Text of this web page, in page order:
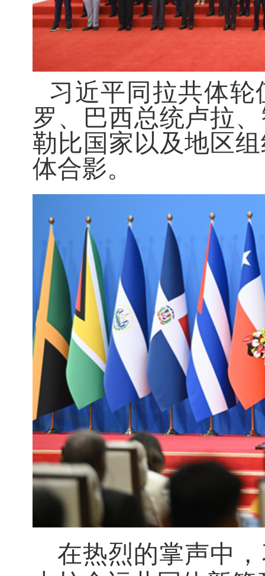
习近平同拉共体
罗、巴西总统卢拉
勒比国家以及地区
体合影。
在热烈的掌声中